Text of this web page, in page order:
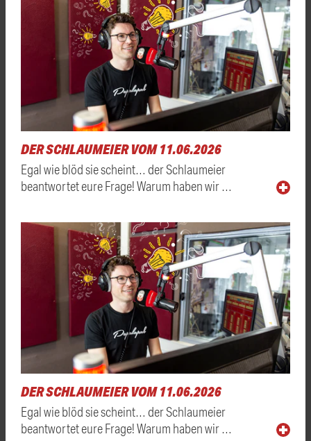
DER SCHLAUMEIER VOM 11.06.2026
Egal wie blöd sie scheint… der Schlaumeier
beantwortet eure Frage! Warum haben wir …
DER SCHLAUMEIER VOM 11.06.2026
Egal wie blöd sie scheint… der Schlaumeier
beantwortet eure Frage! Warum haben wir …